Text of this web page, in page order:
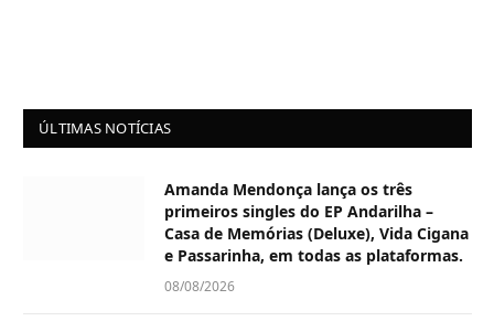
ÚLTIMAS NOTÍCIAS
Amanda Mendonça lança os três
primeiros singles do EP Andarilha –
Casa de Memórias (Deluxe), Vida Cigana
e Passarinha, em todas as plataformas.
08/08/2026